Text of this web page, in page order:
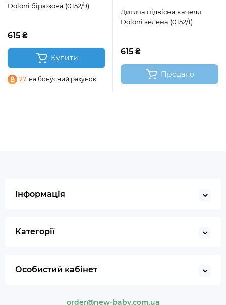
Doloni бірюзова (0152/9)
615 ₴
Купити
27 на бонусний рахунок
Дитяча підвісна качеля
Doloni зелена (0152/1)
615 ₴
Продано
Інформація
Категорії
Особистий кабінет
order@new-baby.com.ua